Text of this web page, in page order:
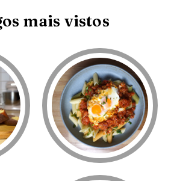
mais vistos